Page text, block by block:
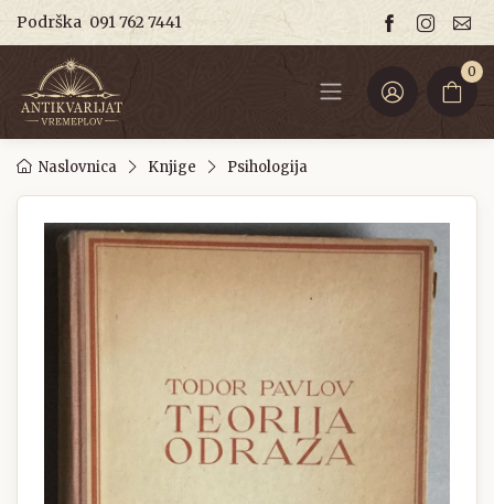
Podrška 091 762 7441
0
Naslovnica Knjige Psihologija